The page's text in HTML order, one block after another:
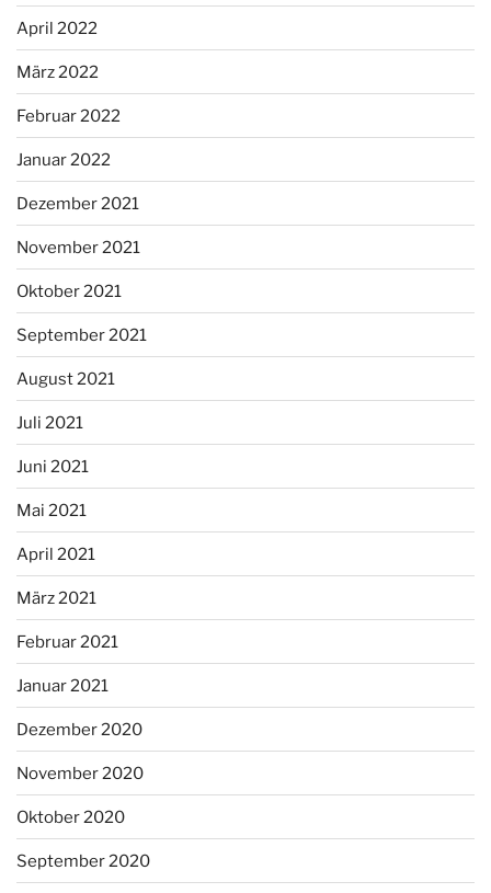
April 2022
März 2022
Februar 2022
Januar 2022
Dezember 2021
November 2021
Oktober 2021
September 2021
August 2021
Juli 2021
Juni 2021
Mai 2021
April 2021
März 2021
Februar 2021
Januar 2021
Dezember 2020
November 2020
Oktober 2020
September 2020